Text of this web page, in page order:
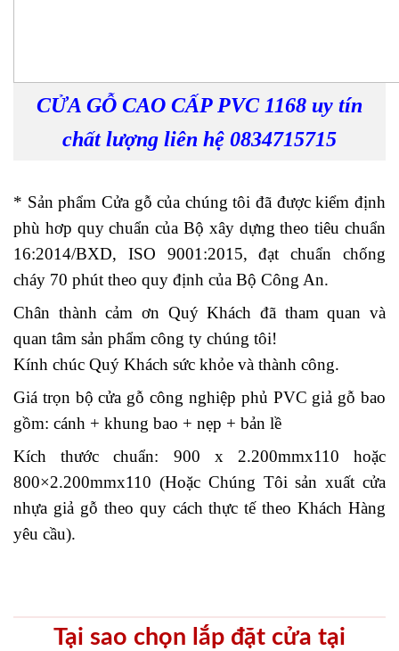
CỬA GỖ CAO CẤP PVC 1168 uy tín
chất lượng liên hệ 0834715715
* Sản phẩm Cửa gỗ của chúng tôi đã được kiểm định
phù hơp quy chuẩn của Bộ xây dựng theo tiêu chuẩn
16:2014/BXD, ISO 9001:2015, đạt chuẩn chống
cháy 70 phút theo quy định của Bộ Công An.
Chân thành cảm ơn Quý Khách đã tham quan và
quan tâm sản phẩm công ty chúng tôi!
Kính chúc Quý Khách sức khỏe và thành công.
Giá trọn bộcửa gỗ công nghiệp phủ PVC giả gỗ bao
gồm: cánh + khung bao + nẹp + bản lề
Kích thước chuẩn: 900 x 2.200mmx110 hoặc
800×2.200mmx110 (Hoặc Chúng Tôi sản xuất cửa
nhựa giả gỗ theo quy cách thực tế theo Khách Hàng
yêu cầu).
Tại sao chọn lắp đặt cửa tại